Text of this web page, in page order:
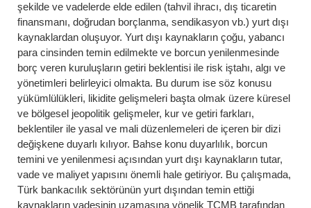
şekilde ve vadelerde elde edilen (tahvil ihracı, dış ticaretin
finansmanı, doğrudan borçlanma, sendikasyon vb.) yurt dışı
kaynaklardan oluşuyor. Yurt dışı kaynakların çoğu, yabancı
para cinsinden temin edilmekte ve borcun yenilenmesinde
borç veren kuruluşların getiri beklentisi ile risk iştahı, algı ve
yönetimleri belirleyici olmakta. Bu durum ise söz konusu
yükümlülükleri, likidite gelişmeleri başta olmak üzere küresel
ve bölgesel jeopolitik gelişmeler, kur ve getiri farkları,
beklentiler ile yasal ve mali düzenlemeleri de içeren bir dizi
değişkene duyarlı kılıyor. Bahse konu duyarlılık, borcun
temini ve yenilenmesi açısından yurt dışı kaynakların tutar,
vade ve maliyet yapısını önemli hale getiriyor. Bu çalışmada,
Türk bankacılık sektörünün yurt dışından temin ettiği
kaynakların vadesinin uzamasına yönelik TCMB tarafından